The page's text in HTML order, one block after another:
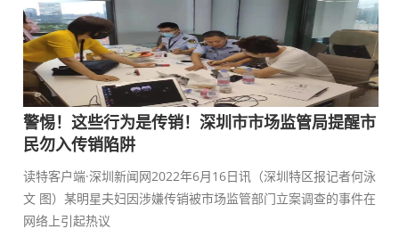
警惕！这些行为是传销！深圳市市场监管局提醒市
民勿入传销陷阱
读特客户端·深圳新闻网2022年6月16日讯（深圳特区报记者何泳
文 图）某明星夫妇因涉嫌传销被市场监管部门立案调查的事件在
网络上引起热议